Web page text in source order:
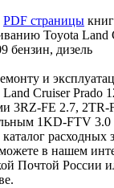
PDF страницы
Toyota Land
бензин, дизель
и
Cruiser Prado
3RZ-FE 2.7, 2TR-
1KD-FTV
расходных
в нашем
Почтой России